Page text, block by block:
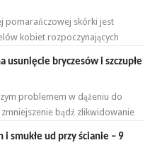
pomarańczowej skórki jest
kobiet rozpoczynających
bryczesów i szczupłe
problemem w dążeniu do
bądź zlikwidowanie
i smukłe ud przy ścianie – 9